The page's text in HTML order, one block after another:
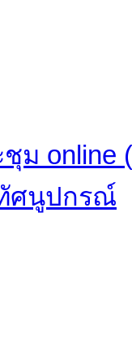
ม online
ศนูปกรณ์